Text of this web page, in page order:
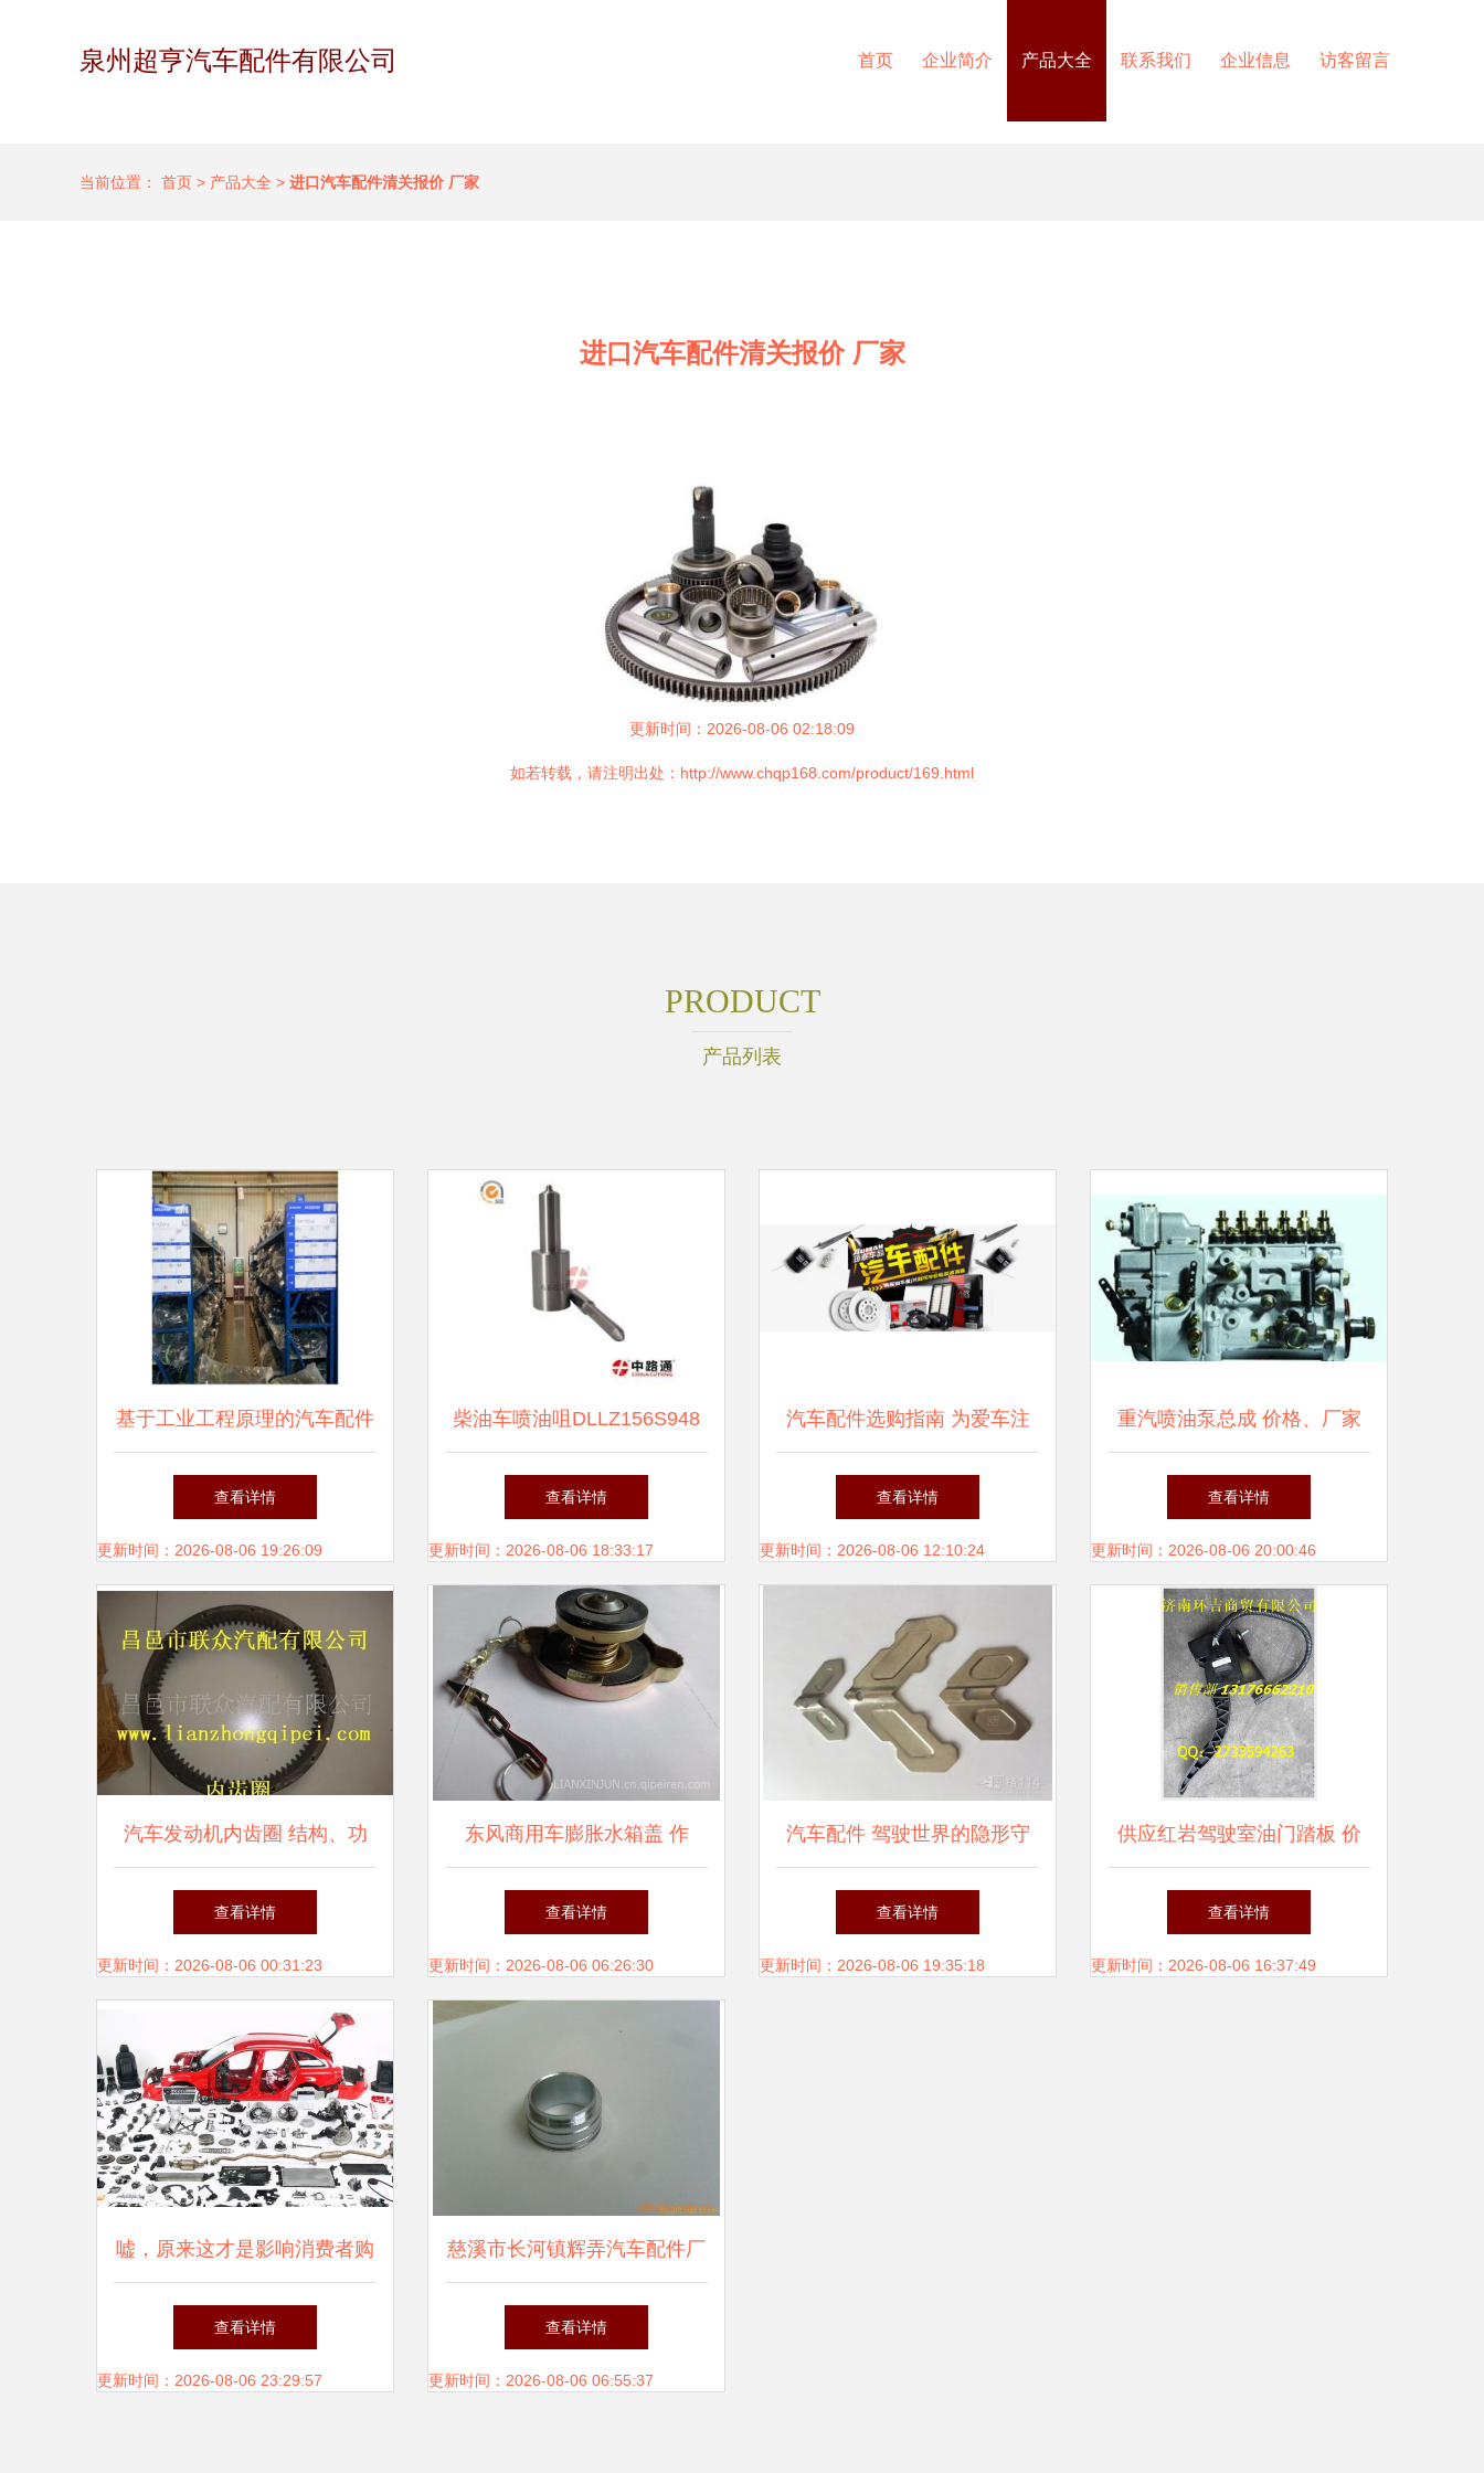
泉州超亨汽车配件有限公司 首页 企业简介 产品大全 联系我们 企业信息 访客留言
当前位置： 首页 > 产品大全 > 进口汽车配件清关报价 厂家
进口汽车配件清关报价 厂家
更新时间：2026-08-06 02:18:09
如若转载，请注明出处：http://www.chqp168.com/product/169.html
PRODUCT
产品列表
基于工业工程原理的汽车配件
厂成品物料库存优化研究
查看详情
更新时间：2026-08-06 19:26:09
柴油车喷油咀DLLZ156S948
价格、图片与配件厂家全解析
查看详情
更新时间：2026-08-06 18:33:17
汽车配件选购指南 为爱车注
入新活力
查看详情
更新时间：2026-08-06 12:10:24
重汽喷油泵总成 价格、厂家
与图片全解析
查看详情
更新时间：2026-08-06 20:00:46
汽车发动机内齿圈 结构、功
能与维护要点
查看详情
更新时间：2026-08-06 00:31:23
东风商用车膨胀水箱盖 作
用、选购与常见问题解析
查看详情
更新时间：2026-08-06 06:26:30
汽车配件 驾驶世界的隐形守
护者
查看详情
更新时间：2026-08-06 19:35:18
供应红岩驾驶室油门踏板 价
格、图片与配件厂家详解
查看详情
更新时间：2026-08-06 16:37:49
嘘，原来这才是影响消费者购
车的主要因素——汽车配件
查看详情
更新时间：2026-08-06 23:29:57
慈溪市长河镇辉弄汽车配件厂
专业汽车配件制造与市场前景
查看详情
更新时间：2026-08-06 06:55:37